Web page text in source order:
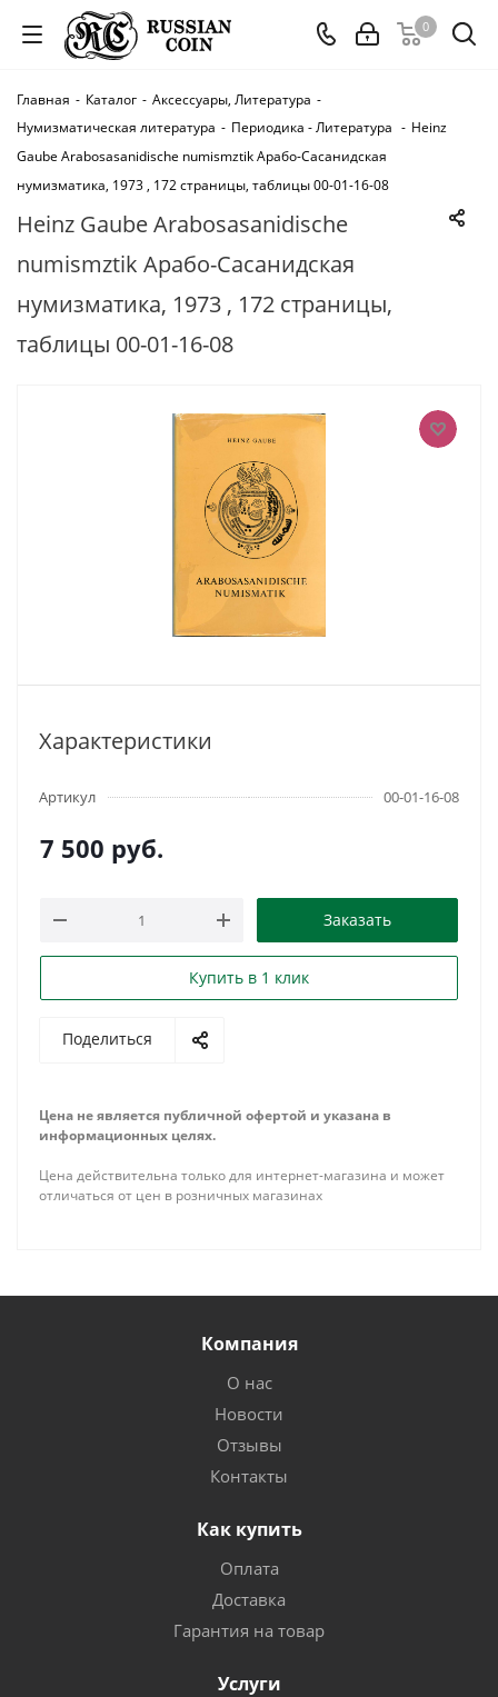
0
Главная - Каталог - Аксессуары, Литература -
Нумизматическая литература - Периодика - Литература - Heinz
Gaube Arabosasanidische numismztik Арабо-Сасанидская
нумизматика, 1973 , 172 страницы, таблицы 00-01-16-08
Heinz Gaube Arabosasanidische
numismztik Арабо-Сасанидская
нумизматика, 1973 , 172 страницы,
таблицы 00-01-16-08
Характеристики
Артикул 00-01-16-08
7 500 руб.
Заказать
Купить в 1 клик
Поделиться
Цена не является публичной офертой и указана в
информационных целях.
Цена действительна только для интернет-магазина и может
отличаться от цен в розничных магазинах
Компания
О нас
Новости
Отзывы
Контакты
Как купить
Оплата
Доставка
Гарантия на товар
Услуги